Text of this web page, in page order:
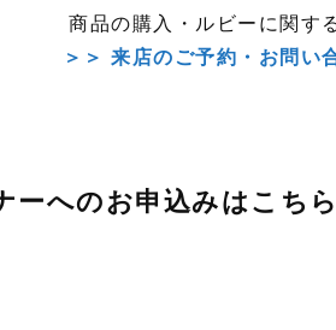
商品の購入・ルビーに関す
＞＞ 来店のご予約・お問い
ーへのお申込みはこちら